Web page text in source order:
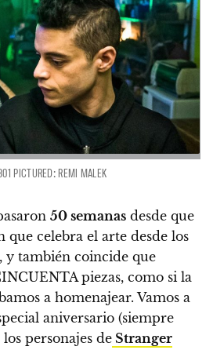
PICTURED: REMI MALEK
50 semanas desde que
que celebra el arte desde los
y también coincide que
piezas, como si la
a homenajear. Vamos a
aniversario (siempre
personajes de Stranger